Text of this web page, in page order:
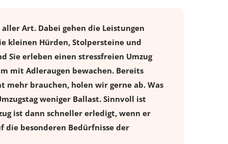
Art. Dabei gehen die Leistungen
kleinen Hürden, Stolpersteine und
Sie erleben einen stressfreien Umzug
mit Adleraugen bewachen. Bereits
mehr brauchen, holen wir gerne ab. Was
weniger Ballast. Sinnvoll ist
ist dann schneller erledigt, wenn er
die besonderen Bedürfnisse der